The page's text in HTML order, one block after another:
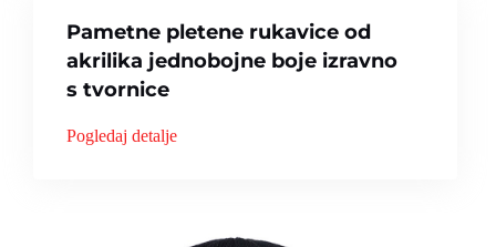
Pametne pletene rukavice od
akrilika jednobojne boje izravno
s tvornice
Pogledaj detalje